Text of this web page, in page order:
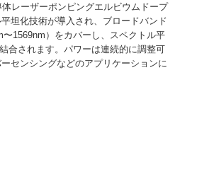
レーザーポンピングエルビウムドープ
坦化技術が導入され、ブロードバンド
1569nm）をカバーし、スペクトル平
合されます。パワーは連続的に調整可
センシングなどのアプリケーションに